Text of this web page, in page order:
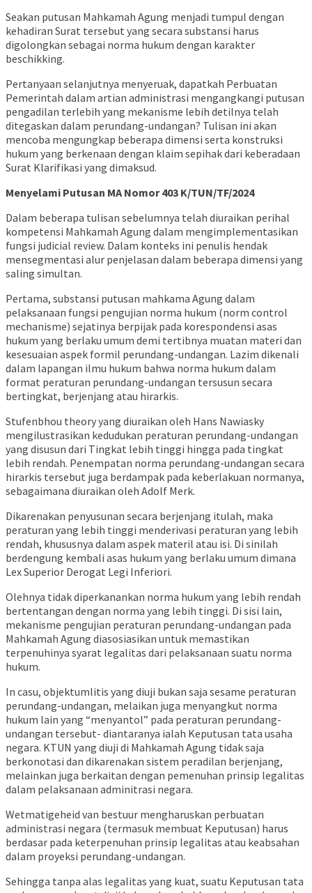
Seakan putusan Mahkamah Agung menjadi tumpul dengan
kehadiran Surat tersebut yang secara substansi harus
digolongkan sebagai norma hukum dengan karakter
beschikking.
Pertanyaan selanjutnya menyeruak, dapatkah Perbuatan
Pemerintah dalam artian administrasi mengangkangi putusan
pengadilan terlebih yang mekanisme lebih detilnya telah
ditegaskan dalam perundang-undangan? Tulisan ini akan
mencoba mengungkap beberapa dimensi serta konstruksi
hukum yang berkenaan dengan klaim sepihak dari keberadaan
Surat Klarifikasi yang dimaksud.
Menyelami Putusan MA Nomor 403 K/TUN/TF/2024
Dalam beberapa tulisan sebelumnya telah diuraikan perihal
kompetensi Mahkamah Agung dalam mengimplementasikan
fungsi judicial review. Dalam konteks ini penulis hendak
mensegmentasi alur penjelasan dalam beberapa dimensi yang
saling simultan.
Pertama, substansi putusan mahkama Agung dalam
pelaksanaan fungsi pengujian norma hukum (norm control
mechanisme) sejatinya berpijak pada korespondensi asas
hukum yang berlaku umum demi tertibnya muatan materi dan
kesesuaian aspek formil perundang-undangan. Lazim dikenali
dalam lapangan ilmu hukum bahwa norma hukum dalam
format peraturan perundang-undangan tersusun secara
bertingkat, berjenjang atau hirarkis.
Stufenbhou theory yang diuraikan oleh Hans Nawiasky
mengilustrasikan kedudukan peraturan perundang-undangan
yang disusun dari Tingkat lebih tinggi hingga pada tingkat
lebih rendah. Penempatan norma perundang-undangan secara
hirarkis tersebut juga berdampak pada keberlakuan normanya,
sebagaimana diuraikan oleh Adolf Merk.
Dikarenakan penyusunan secara berjenjang itulah, maka
peraturan yang lebih tinggi menderivasi peraturan yang lebih
rendah, khususnya dalam aspek materil atau isi. Di sinilah
berdengung kembali asas hukum yang berlaku umum dimana
Lex Superior Derogat Legi Inferiori.
Olehnya tidak diperkanankan norma hukum yang lebih rendah
bertentangan dengan norma yang lebih tinggi. Di sisi lain,
mekanisme pengujian peraturan perundang-undangan pada
Mahkamah Agung diasosiasikan untuk memastikan
terpenuhinya syarat legalitas dari pelaksanaan suatu norma
hukum.
In casu, objektumlitis yang diuji bukan saja sesame peraturan
perundang-undangan, melaikan juga menyangkut norma
hukum lain yang “menyantol” pada peraturan perundang-
undangan tersebut- diantaranya ialah Keputusan tata usaha
negara. KTUN yang diuji di Mahkamah Agung tidak saja
berkonotasi dan dikarenakan sistem peradilan berjenjang,
melainkan juga berkaitan dengan pemenuhan prinsip legalitas
dalam pelaksanaan adminitrasi negara.
Wetmatigeheid van bestuur mengharuskan perbuatan
administrasi negara (termasuk membuat Keputusan) harus
berdasar pada keterpenuhan prinsip legalitas atau keabsahan
dalam proyeksi perundang-undangan.
Sehingga tanpa alas legalitas yang kuat, suatu Keputusan tata